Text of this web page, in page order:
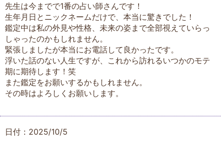
先生は今までで1番の占い師さんです！
生年月日とニックネームだけで、本当に驚きでした！
鑑定中は私の外見や性格、未来の姿まで全部視えていらっ
しゃったのかもしれません。
緊張しましたが本当にお電話して良かったです。
浮いた話のない人生ですが、これから訪れるいつかのモテ
期に期待します！笑
また鑑定をお願いするかもしれません。
その時はよろしくお願いします。
日付：2025/10/5